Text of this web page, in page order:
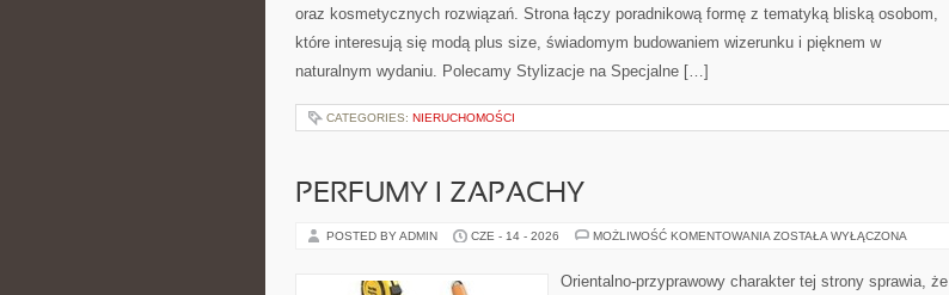
oraz kosmetycznych rozwiązań. Strona łączy poradnikową formę z tematyką bliską osobom,
które interesują się modą plus size, świadomym budowaniem wizerunku i pięknem w
naturalnym wydaniu. Polecamy Stylizacje na Specjalne […]
CATEGORIES: NIERUCHOMOŚCI
PERFUMY I ZAPACHY
POSTED BY ADMIN CZE - 14 - 2026 MOŻLIWOŚĆ KOMENTOWANIA PERFUMY
ZOSTAŁA WYŁĄCZONA
Orientalno-przyprawowy charakter tej strony sprawia, że